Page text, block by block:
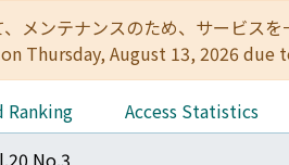
メンテナンスのため、サービ
Thursday, August 13, 2026 due
Ranking Access Statistics
No.3